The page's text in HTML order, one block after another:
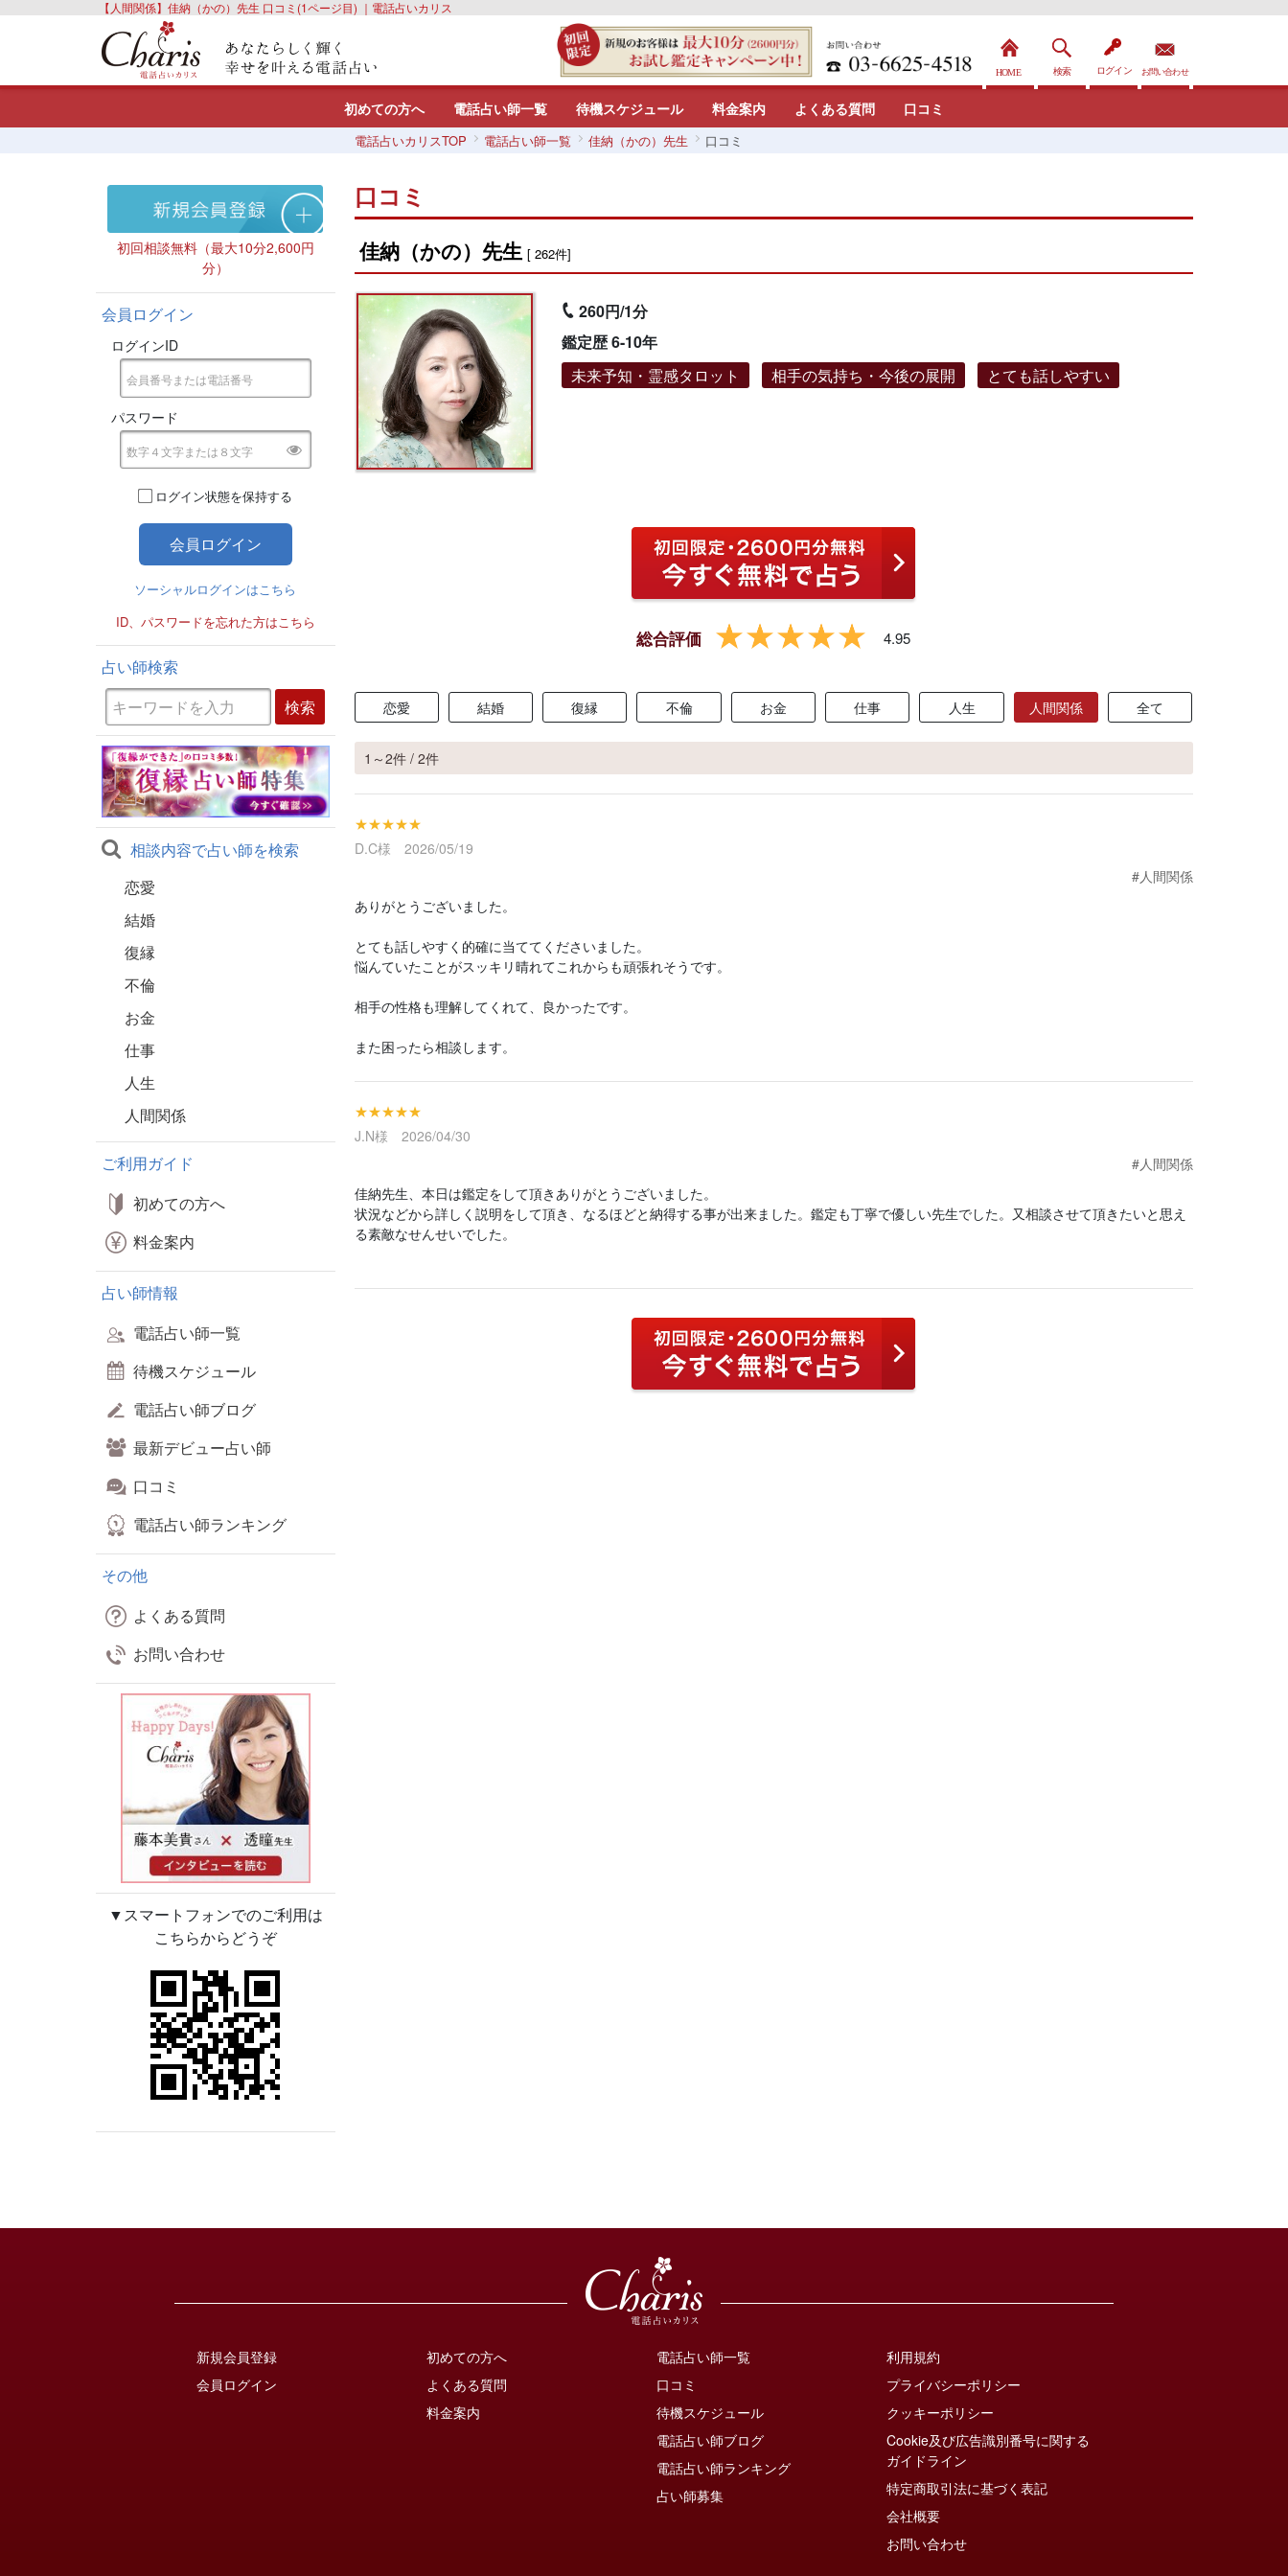
【人間関係】佳納（かの）先生 口コミ(1ページ目) ｜電話占いカリス
初めての方へ 電話占い師一覧 待機スケジュール 料金案内 よくある質問 口コミ
電話占いカリスTOP 電話占い師一覧 佳納（かの）先生 口コミ
初回相談無料（最大10分2,600円
分）
会員ログイン
ログインID
パスワード
ログイン状態を保持する
ソーシャルログインはこちら
ID、パスワードを忘れた方はこちら
占い師検索
相談内容で占い師を検索
恋愛
結婚
復縁
不倫
お金
仕事
人生
人間関係
ご利用ガイド
初めての方へ
料金案内
占い師情報
電話占い師一覧
待機スケジュール
電話占い師ブログ
最新デビュー占い師
口コミ
電話占い師ランキング
その他
よくある質問
お問い合わせ
▼スマートフォンでのご利用は
こちらからどうぞ
口コミ
佳納（かの）先生 [ 262件]
260円/1分
鑑定歴 6-10年
未来予知・霊感タロット
相手の気持ち・今後の展開 とても話しやすい
総合評価 4.95
恋愛 結婚 復縁 不倫 お金 仕事 人生 人間関係 全て
1～2件 / 2件
★★★★★
D.C様 2026/05/19
#人間関係
ありがとうございました。
とても話しやすく的確に当ててくださいました。
悩んていたことがスッキリ晴れてこれからも頑張れそうです。
相手の性格も理解してくれて、良かったです。
また困ったら相談します。
★★★★★
J.N様 2026/04/30
#人間関係
佳納先生、本日は鑑定をして頂きありがとうございました。
状況などから詳しく説明をして頂き、なるほどと納得する事が出来ました。鑑定も丁寧で優しい先生でした。又相談させて頂きたいと思え
る素敵なせんせいでした。
新規会員登録
会員ログイン
初めての方へ
よくある質問
料金案内
電話占い師一覧
口コミ
待機スケジュール
電話占い師ブログ
電話占い師ランキング
占い師募集
利用規約
プライバシーポリシー
クッキーポリシー
Cookie及び広告識別番号に関する
ガイドライン
特定商取引法に基づく表記
会社概要
お問い合わせ